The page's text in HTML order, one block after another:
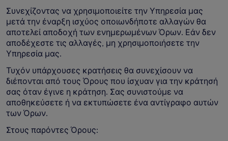
Συνεχίζοντας να χρησιμοποιείτε την Υπηρεσία μας
μετά την έναρξη ισχύος οποιωνδήποτε αλλαγών θα
αποτελεί αποδοχή των ενημερωμένων Όρων. Εάν δεν
αποδέχεστε τις αλλαγές, μη χρησιμοποιήσετε την
Υπηρεσία μας.
Τυχόν υπάρχουσες κρατήσεις θα συνεχίσουν να
διέπονται από τους Όρους που ίσχυαν για την κράτησή
σας όταν έγινε η κράτηση. Σας συνιστούμε να
αποθηκεύσετε ή να εκτυπώσετε ένα αντίγραφο αυτών
των Όρων.
Στους παρόντες Όρους: